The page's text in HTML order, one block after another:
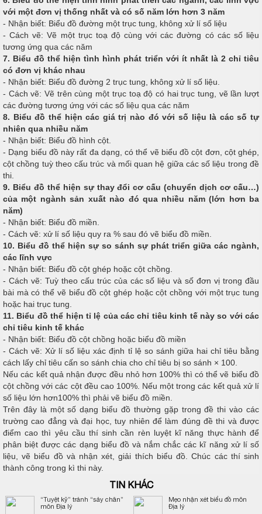
với một đơn vị thống nhất và có số năm lớn hơn 3 năm
- Nhận biết: Biểu đồ đường một trục tung, không xử lí số liệu
- Cách vẽ: Vẽ một trục toạ độ cùng với các đường có các số liệu
tương ứng qua các năm
7. Biểu đồ thể hiện tình hình phát triển với ít nhất là 2 chỉ tiêu
có đơn vị khác nhau
- Nhận biết: Biểu đồ đường 2 trục tung, không xử lí số liệu.
- Cách vẽ: Vẽ trên cùng một trục toạ độ có hai trục tung, vẽ lần lượt
các đường tương ứng với các số liệu qua các năm
8. Biểu đồ thể hiện các giá trị nào đó với số liệu là các số tự
nhiên qua nhiều năm
- Nhận biết: Biểu đồ hình cột.
- Dạng biểu đồ này rất đa dạng, có thể vẽ biểu đồ cột đơn, cột ghép,
cột chồng tuỳ theo cấu trúc và mối quan hệ giữa các số liệu trong đề
thi.
9. Biểu đồ thể hiện sự thay đổi cơ cấu (chuyển dịch cơ cấu…)
của một ngành sản xuất nào đó qua nhiều năm (lớn hơn ba
năm)
- Nhận biết: Biểu đồ miền.
- Cách vẽ: xử lí số liệu quy ra % sau đó vẽ biểu đồ miền.
10. Biểu đồ thể hiện sự so sánh sự phát triển giữa các ngành,
các lĩnh vực
- Nhận biết: Biểu đồ cột ghép hoặc cột chồng.
- Cách vẽ: Tuỳ theo cấu trúc của các số liệu và số đơn vị trong đầu
bài mà có thể vẽ biểu đồ cột ghép hoặc cột chồng với một trục tung
hoặc hai trục tung.
11. Biểu đồ thể hiện tỉ lệ của các chỉ tiêu kinh tế này so với các
chỉ tiêu kinh tế khác
- Nhận biết: Biểu đồ cột chồng hoặc biểu đồ miền
- Cách vẽ: Xử lí số liệu xác định tỉ lệ so sánh giữa hai chỉ tiêu bằng
cách lấy chỉ tiêu cấn so sánh chia cho chỉ tiêu bị so sánh × 100.
Nếu các kết quả nhận được đều nhỏ hơn 100% thì có thể vẽ biểu đồ
cột chồng với các cột đều cao 100%. Nếu một trong các kết quả xử lí
số liệu lớn hơn100% thì phải vẽ biểu đồ miền.
Trên đây là một số dạng biểu đồ thường gặp trong đề thi vào các
trường cao đẳng và đại học, tuy nhiên để làm đúng đề thi và được
điểm cao thì yêu cầu thí sinh cần rèn luyệt kĩ năng thực hành để
phân biệt được các dạng biểu đồ và nắm chắc các kĩ năng xử lí số
liệu, vẽ biểu đồ và nhận xét, giải thích biểu đồ. Chúc các thí sinh
thành công trong kì thi này.
TIN KHÁC
“Tuyệt kỹ” tránh “sảy chân”
môn Địa lý
Mẹo nhận xét biểu đồ môn
Địa lý